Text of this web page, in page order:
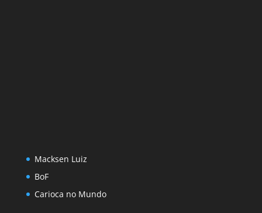
Macksen Luiz
BoF
Carioca no Mundo